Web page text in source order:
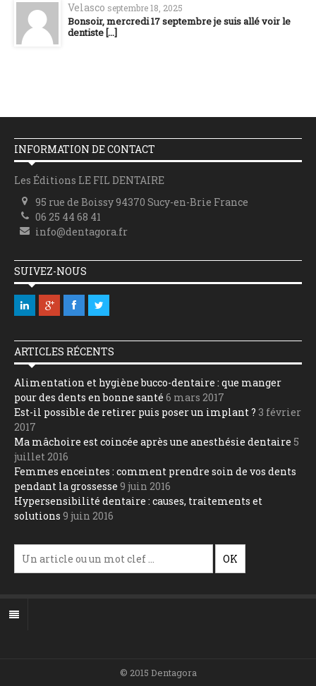
Velasco septembre 18, 2025
Bonsoir, mercredi 17 septembre je suis allé voir le
dentiste [...]
INFORMATION DE CONTACT
Les Éditions LE FIL DENTAIRE
95 rue de Boissy 94370 Sucy-en-Brie France
06 25 44 68 41
info@dentagora.fr
SUIVEZ-NOUS
ARTICLES RÉCENTS
Alimentation et hygiène bucco-dentaire : que manger
pour des dents en bonne santé 6 mars 2017
Est-il possible de retirer puis poser un implant ? 3 février
2017
Ma mâchoire est coincée après une anesthésie dentaire 5
juillet 2016
Femmes enceintes : comment prendre soin de vos dents
pendant la grossesse 9 juin 2016
Hypersensibilité dentaire : causes, traitements et
solutions 9 juin 2016
© 2015 Dentagora